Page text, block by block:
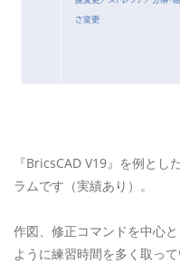
『BricsCAD V19』を例とし
ラムです（実績あり）。
作図、修正コマンドを中心
ように練習時間を多く取って